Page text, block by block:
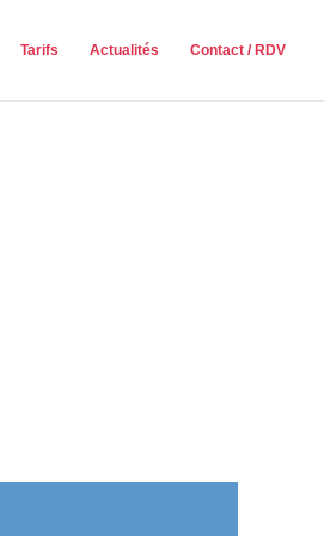
Tarifs Actualités Contact / RDV